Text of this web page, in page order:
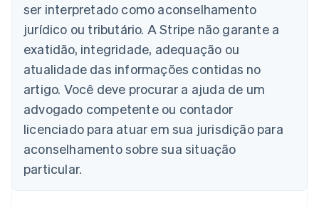
ser interpretado como aconselhamento
jurídico ou tributário. A Stripe não garante a
exatidão, integridade, adequação ou
atualidade das informações contidas no
artigo. Você deve procurar a ajuda de um
advogado competente ou contador
licenciado para atuar em sua jurisdição para
aconselhamento sobre sua situação
particular.
Áustria
DeutschEnglish
Bélgica
Nederlands FrançaisDeutschEnglish
Brasil
Português English
Bulgária
English
Canadá
China continental
简体中文English